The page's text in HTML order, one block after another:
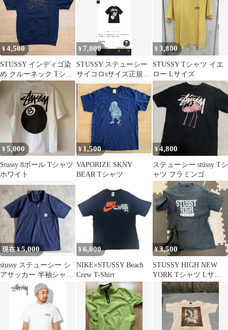
¥4,500
STUSSY インディゴ染
め クルーネック Tシャ
ツ L
¥ 7,000
STUSSY ステューシー
サイコロsサイズ正規品
です 値下げあり
¥3,800
STUSSY Tシャツ イエ
ロー Lサイズ
¥5,000
Stussy 8ボール Tシャツ
ホワイト
¥ 1,500
VAPORIZE SKNY
BEAR Tシャツ
¥4,800
ステューシー stüssy Tシ
ャツ フラミンゴ
現在 ¥5,000
stussy ステューシー シ
アサッカー 半袖シャツ
ワーク ジップアップ ロ
¥ 6,000
NIKE×STUSSY Beach
Crew T-Shirt
¥3,500
STUSSY HIGH NEW
YORK Tシャツ Lサイ